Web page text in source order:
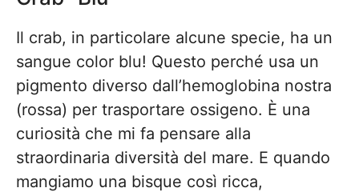
Il crab, in particolare alcune specie, ha un
sangue color blu! Questo perché usa un
pigmento diverso dall’hemoglobina nostra
(rossa) per trasportare ossigeno. È una
curiosità che mi fa pensare alla
straordinaria diversità del mare. E quando
mangiamo una bisque così ricca,